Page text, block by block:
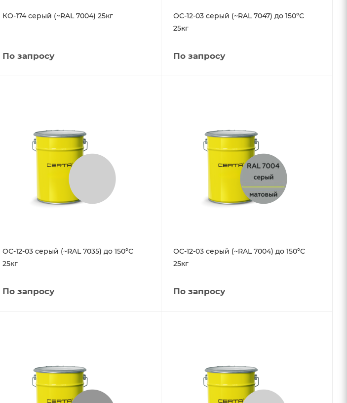
КО-174 серый (~RAL 7004) 25кг
По запросу
ОС-12-03 серый (~RAL 7047) до 150°С
25кг
По запросу
ОС-12-03 серый (~RAL 7035) до 150°С
25кг
По запросу
ОС-12-03 серый (~RAL 7004) до 150°С
25кг
По запросу